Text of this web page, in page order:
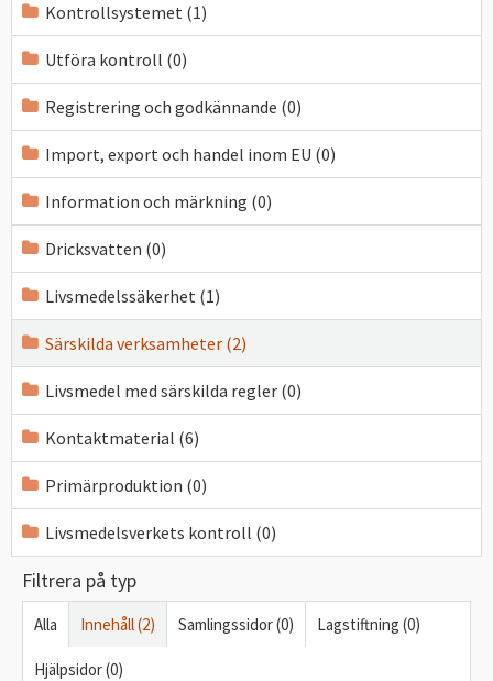
Kontrollsystemet (1)
Utföra kontroll (0)
Registrering och godkännande (0)
Import, export och handel inom EU (0)
Information och märkning (0)
Dricksvatten (0)
Livsmedelssäkerhet (1)
Särskilda verksamheter (2)
Livsmedel med särskilda regler (0)
Kontaktmaterial (6)
Primärproduktion (0)
Livsmedelsverkets kontroll (0)
Filtrera på typ
Alla Innehåll (2) Samlingssidor (0) Lagstiftning (0)
Hjälpsidor (0)